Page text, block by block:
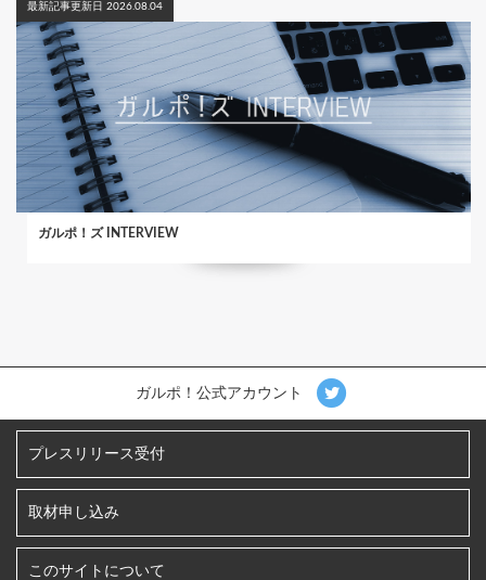
最新記事更新日 2026.08.04
ガルポ！ズ INTERVIEW
ガルポ！公式アカウント
プレスリリース受付
取材申し込み
このサイトについて